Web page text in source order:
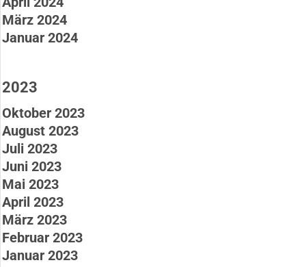
März 2024
Januar 2024
2023
Oktober 2023
August 2023
Juli 2023
Juni 2023
Mai 2023
April 2023
März 2023
Februar 2023
Januar 2023